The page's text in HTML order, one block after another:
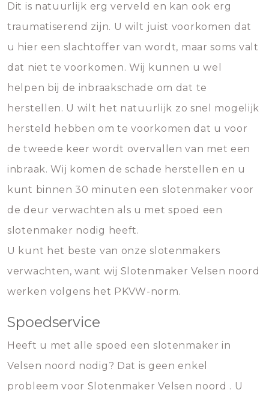
Dit is natuurlijk erg verveld en kan ook erg
traumatiserend zijn. U wilt juist voorkomen dat
u hier een slachtoffer van wordt, maar soms valt
dat niet te voorkomen. Wij kunnen u wel
helpen bij de inbraakschade om dat te
herstellen. U wilt het natuurlijk zo snel mogelijk
hersteld hebben om te voorkomen dat u voor
de tweede keer wordt overvallen van met een
inbraak. Wij komen de schade herstellen en u
kunt binnen 30 minuten een slotenmaker voor
de deur verwachten als u met spoed een
slotenmaker nodig heeft.
U kunt het beste van onze slotenmakers
verwachten, want wij Slotenmaker Velsen noord
werken volgens het PKVW-norm.
Spoedservice
Heeft u met alle spoed een slotenmaker in
Velsen noord nodig? Dat is geen enkel
probleem voor Slotenmaker Velsen noord . U